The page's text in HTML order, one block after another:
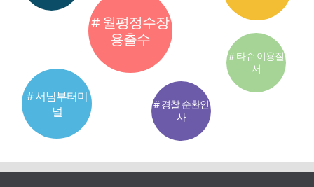
# 월평정수장
용출수
# 서남부터미
널
# 경찰 순환인
사
# 타슈 이용질
서